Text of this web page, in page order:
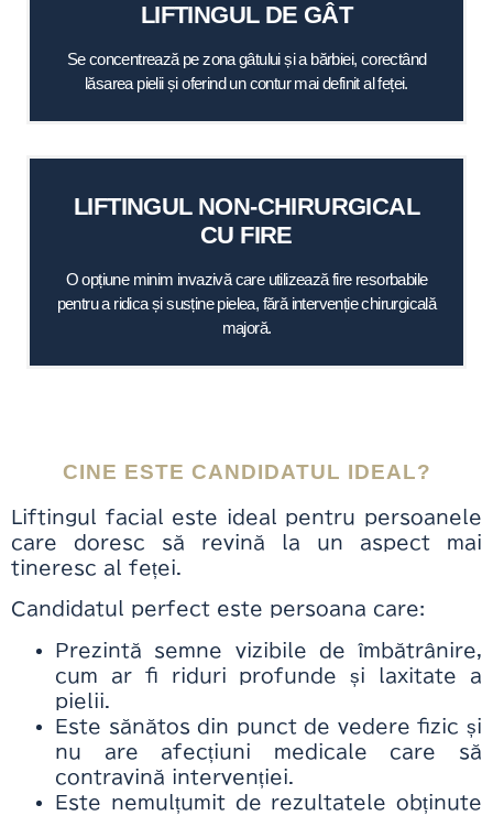
LIFTINGUL DE GÂT
Se concentrează pe zona gâtului și a bărbiei, corectând
lăsarea pielii și oferind un contur mai definit al feței.
LIFTINGUL NON-CHIRURGICAL
CU FIRE
O opțiune minim invazivă care utilizează fire resorbabile
pentru a ridica și susține pielea, fără intervenție chirurgicală
majoră.
CINE ESTE CANDIDATUL IDEAL?
Liftingul facial este ideal pentru persoanele
care doresc să revină la un aspect mai
tineresc al feței.
Candidatul perfect este persoana care:
Prezintă semne vizibile de îmbătrânire,
cum ar fi riduri profunde și laxitate a
pielii.
Este sănătos din punct de vedere fizic și
nu are afecțiuni medicale care să
contravină intervenției.
Este nemulțumit de rezultatele obținute